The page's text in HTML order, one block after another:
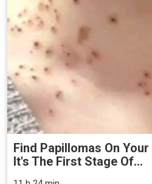
Find Papillomas On
It's The First Stage Of...